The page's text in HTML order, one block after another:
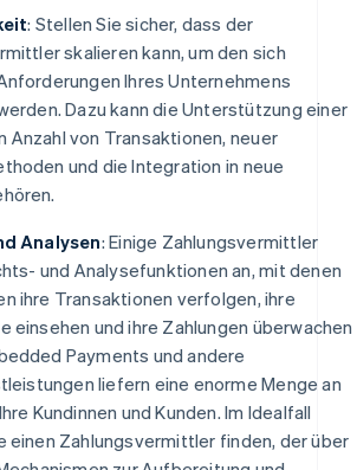
: Stellen Sie sicher, dass der
skalieren kann, um den sich
Ihres Unternehmens
Dazu kann die Unterstützung einer
Anzahl von Transaktionen, neuer
und die Integration in neue
Analysen: Einige Zahlungsvermittler
und Analysefunktionen an, mit denen
ihre Transaktionen verfolgen, ihre
einsehen und ihre Zahlungen überwachen
Payments und andere
liefern eine enorme Menge an
Kundinnen und Kunden. Im Idealfall
einen Zahlungsvermittler finden, der über